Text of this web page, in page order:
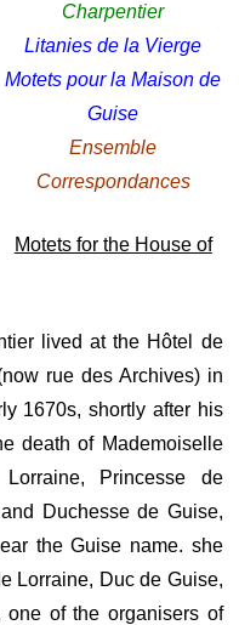
Charpentier
Litanies de la Vierge
Motets pour la Maison de
Guise
Ensemble
Correspondances
Motets for the House of
lived at the Hôtel de
rue des Archives) in
1670s, shortly after his
death of Mademoiselle
Princesse de
Duchesse de Guise,
the Guise name. she
Lorraine, Duc de Guise,
one of the organisers of